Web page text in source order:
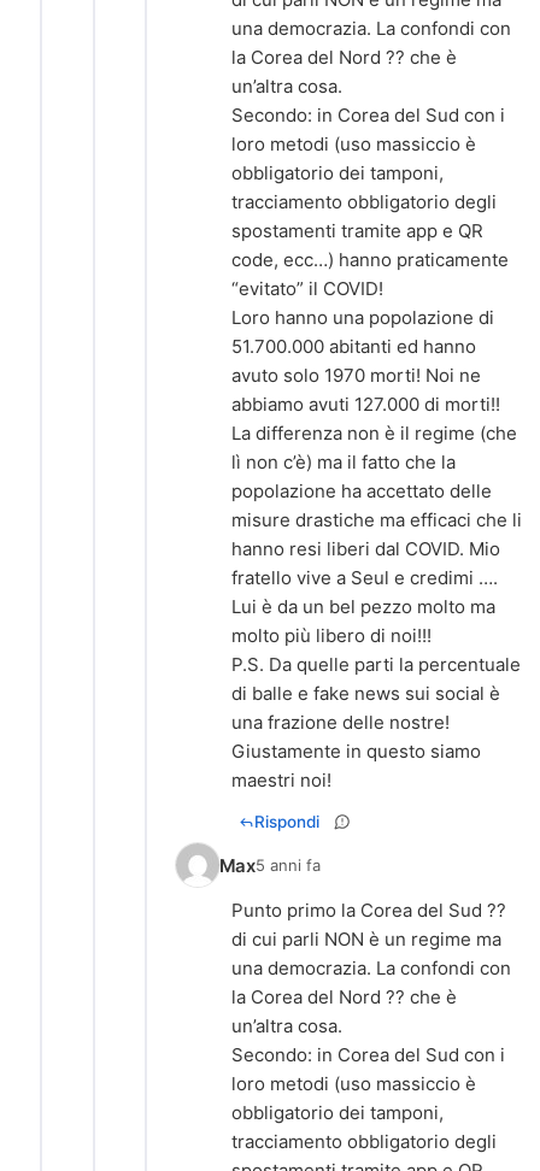
una democrazia. La confondi con
la Corea del Nord ?? che è
un’altra cosa.
Secondo: in Corea del Sud con i
loro metodi (uso massiccio è
obbligatorio dei tamponi,
tracciamento obbligatorio degli
spostamenti tramite app e QR
code, ecc…) hanno praticamente
“evitato” il COVID!
Loro hanno una popolazione di
51.700.000 abitanti ed hanno
avuto solo 1970 morti! Noi ne
abbiamo avuti 127.000 di morti!!
La differenza non è il regime (che
lì non c’è) ma il fatto che la
popolazione ha accettato delle
misure drastiche ma efficaci che li
hanno resi liberi dal COVID. Mio
fratello vive a Seul e credimi ….
Lui è da un bel pezzo molto ma
molto più libero di noi!!!
P.S. Da quelle parti la percentuale
di balle e fake news sui social è
una frazione delle nostre!
Giustamente in questo siamo
maestri noi!
Rispondi
Max5 anni fa
Punto primo la Corea del Sud ??
di cui parli NON è un regime ma
una democrazia. La confondi con
la Corea del Nord ?? che è
un’altra cosa.
Secondo: in Corea del Sud con i
loro metodi (uso massiccio è
obbligatorio dei tamponi,
tracciamento obbligatorio degli